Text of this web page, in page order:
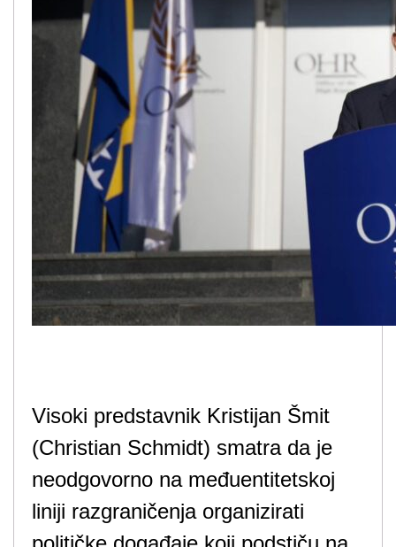
Visoki predstavnik Kristijan Šmit
(Christian Schmidt) smatra da je
neodgovorno na međuentitetskoj
liniji razgraničenja organizirati